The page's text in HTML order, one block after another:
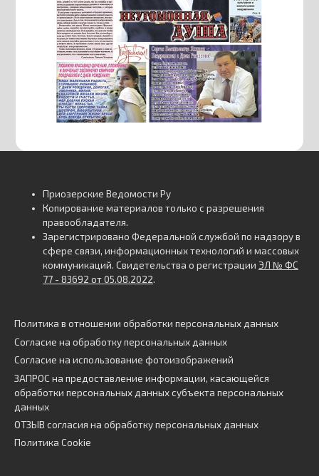
Приозерские Ведомости Ру
Копирование материалов только с разрешения
правообладателя.
Зарегистрировано Федеральной службой по надзору в
сфере связи, информационных технологий и массовых
коммуникаций. Свидетельства о регистрации ЭЛ № ФС
77 - 83692 от 05.08.2022.
Политика в отношении обработки персональных данных
Согласие на обработку персональных данных
Согласие на использование фотоизображений
ЗАПРОС на предоставление информации, касающейся
обработки персональных данных субъекта персональных
данных
ОТЗЫВ согласия на обработку персональных данных
Политика Cookie